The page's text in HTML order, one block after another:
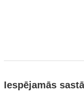
Iespējamās